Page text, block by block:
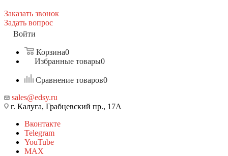
Заказать звонок
Задать вопрос
Войти
Корзина0
Избранные товары0
Сравнение товаров0
sales@edsy.ru
г. Калуга, Грабцевский пр., 17А
Вконтакте
Telegram
YouTube
MAX